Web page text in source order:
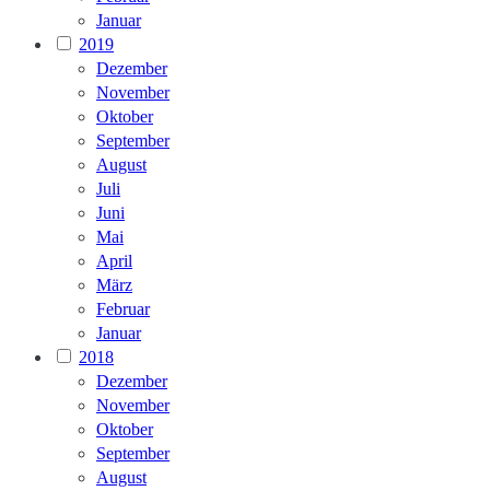
Januar
2019
Dezember
November
Oktober
September
August
Juli
Juni
Mai
April
März
Februar
Januar
2018
Dezember
November
Oktober
September
August